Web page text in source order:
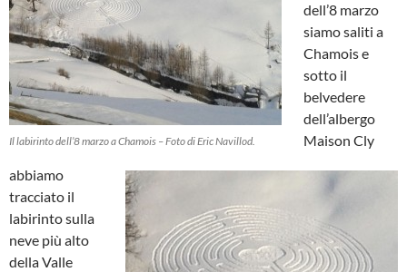
Il labirinto dell’8 marzo a Chamois – Foto di Eric Navillod.
dell’8 marzo
siamo saliti a
Chamois e
sotto il
belvedere
dell’albergo
Maison Cly
abbiamo
tracciato il
labirinto sulla
neve più alto
della Valle